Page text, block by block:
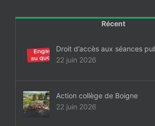
Récent
Droit d’accès aux séances
22 juin 2026
Action collège de Boigne
22 juin 2026